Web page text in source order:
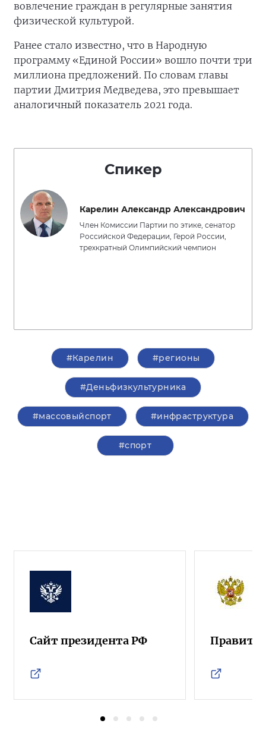
вовлечение граждан в регулярные занятия
физической культурой.
Ранее стало известно, что в Народную
программу «Единой России» вошло почти три
миллиона предложений. По словам главы
партии Дмитрия Медведева, это превышает
аналогичный показатель 2021 года.
Спикер
Карелин Александр Александрович
Член Комиссии Партии по этике, сенатор
Российской Федерации, Герой России,
трехкратный Олимпийский чемпион
#Карелин #регионы
#Деньфизкультурника
#массовыйспорт #инфраструктура
#спорт
Сайт президента РФ